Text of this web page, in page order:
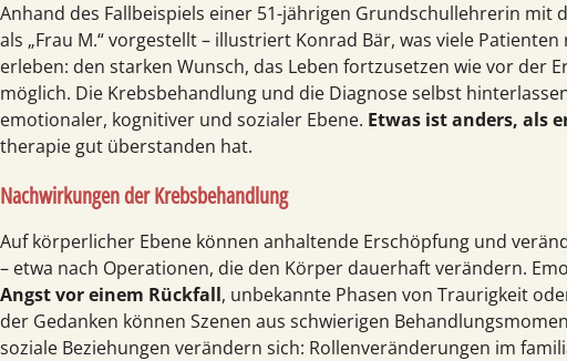
Anhand des Fallbeispiels einer 51-jährigen Grundschul­lehrerin mit
als „Frau M.“ vorgestellt – illustriert Konrad Bär, was viele
erleben: den starken Wunsch, das Leben fortzusetzen wie vor der
möglich. Die Krebs­behandlung und die Diagnose selbst
emotionaler, kognitiver und sozialer Ebene. Etwas ist anders, als
therapie gut überstanden hat.
Nachwirkungen der Krebsbehandlung
Auf körperlicher Ebene können anhaltende Erschöpfung und
– etwa nach Operationen, die den Körper dauerhaft verändern.
Angst vor einem Rückfall, unbekannte Phasen von Traurigkeit
der Gedanken können Szenen aus schwierigen
soziale Beziehungen verändern sich: Rollen­veränderungen im